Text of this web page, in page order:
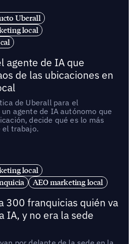
Uberall
local
agente de IA que
de las ubicaciones en
de Uberall para el
agente de IA autónomo que
decide qué es lo más
el trabajo.
local
AEO marketing local
300 franquicias quién va
IA, y no era la sede